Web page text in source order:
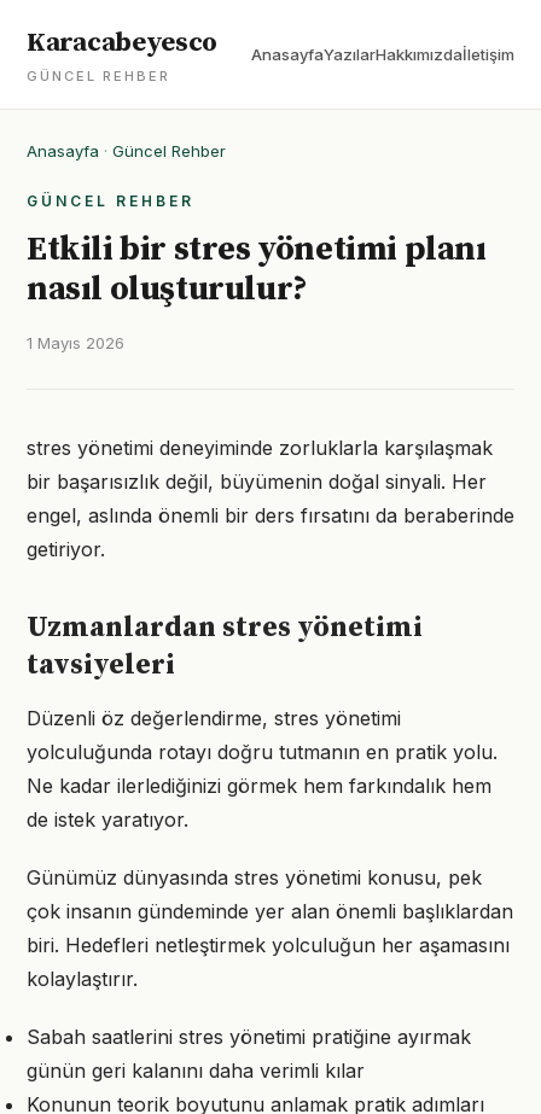
Karacabeyesco
GÜNCEL REHBER
AnasayfaYazılarHakkımızdaİletişim
Anasayfa · Güncel Rehber
GÜNCEL REHBER
Etkili bir stres yönetimi planı
nasıl oluşturulur?
1 Mayıs 2026
stres yönetimi deneyiminde zorluklarla karşılaşmak
bir başarısızlık değil, büyümenin doğal sinyali. Her
engel, aslında önemli bir ders fırsatını da beraberinde
getiriyor.
Uzmanlardan stres yönetimi
tavsiyeleri
Düzenli öz değerlendirme, stres yönetimi
yolculuğunda rotayı doğru tutmanın en pratik yolu.
Ne kadar ilerlediğinizi görmek hem farkındalık hem
de istek yaratıyor.
Günümüz dünyasında stres yönetimi konusu, pek
çok insanın gündeminde yer alan önemli başlıklardan
biri. Hedefleri netleştirmek yolculuğun her aşamasını
kolaylaştırır.
Sabah saatlerini stres yönetimi pratiğine ayırmak
günün geri kalanını daha verimli kılar
Konunun teorik boyutunu anlamak pratik adımları